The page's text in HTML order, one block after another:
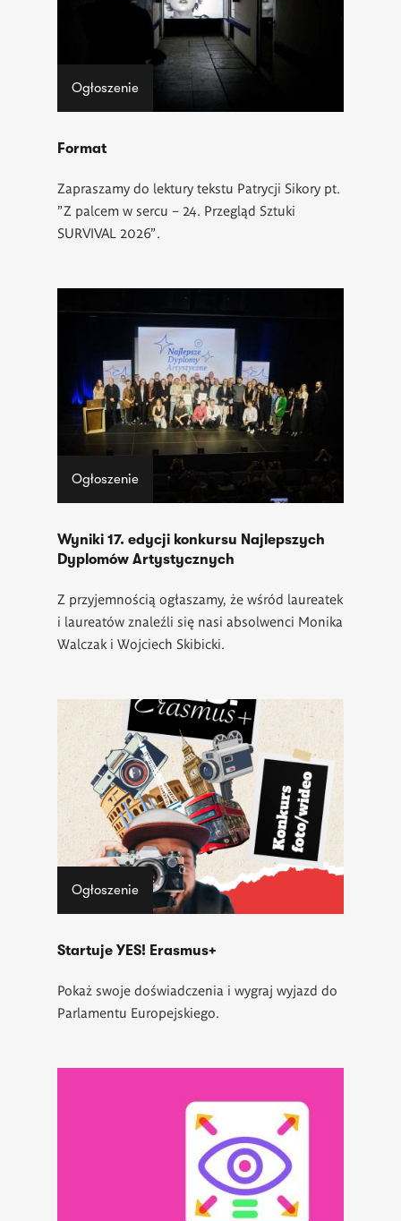
Ogłoszenie
Format
Zapraszamy do lektury tekstu Patrycji Sikory pt.
"Z palcem w sercu – 24. Przegląd Sztuki
SURVIVAL 2026".
Ogłoszenie
Wyniki 17. edycji konkursu Najlepszych
Dyplomów Artystycznych
Z przyjemnością ogłaszamy, że wśród laureatek
i laureatów znaleźli się nasi absolwenci Monika
Walczak i Wojciech Skibicki.
Ogłoszenie
Startuje YES! Erasmus+
Pokaż swoje doświadczenia i wygraj wyjazd do
Parlamentu Europejskiego.